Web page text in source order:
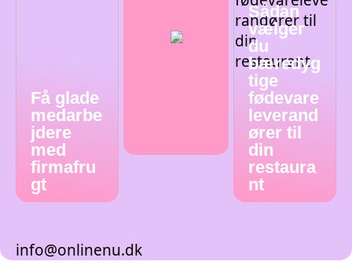
Få glade
medarbe
jdere
med
firmafru
gt
Sådan
vælger
du
bæredyg
tige
fødevare
leverand
ører til
din
restaura
nt
info@onlinenu.dk